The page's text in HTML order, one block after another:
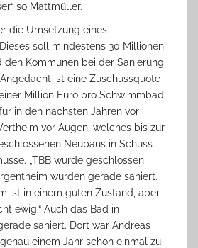
so Mattmüller.
die Umsetzung eines
soll mindestens 30 Millionen
den Kommunen bei der Sanierung
ist eine Zuschussquote
Million Euro pro Schwimmbad.
in den nächsten Jahren vor
vor Augen, welches bis zur
Neubaus in Schuss
„TBB wurde geschlossen,
wurden gerade saniert.
ist in einem guten Zustand, aber
ewig.“ Auch das Bad in
saniert. Dort war Andreas
einem Jahr schon einmal zu